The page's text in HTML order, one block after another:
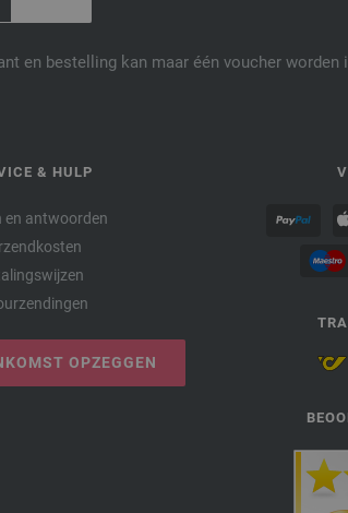
en bestelling kan maar één voucher worden
& HULP
en antwoorden
OPZEGGEN